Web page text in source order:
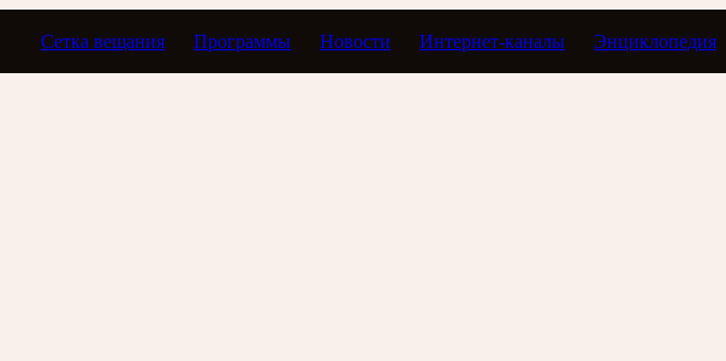
Сетка вещания Программы Новости Интернет-каналы Энциклопедия